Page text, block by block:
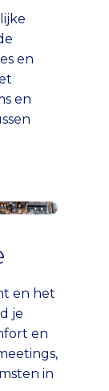
en
en
en het
je
en
in